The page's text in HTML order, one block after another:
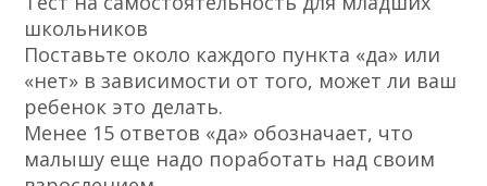
школьников
Поставьте около каждого пункта «да» или
«нет» в зависимости от того, может ли ваш
ребенок это делать.
Менее 15 ответов «да» обозначает, что
малышу еще надо поработать над своим